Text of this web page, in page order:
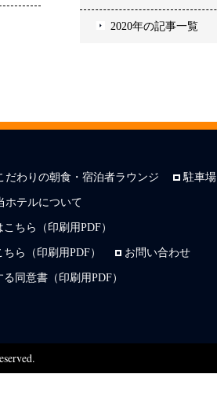
2020年の記事一覧
だわりの朝食・宿泊者ラウンジ 駐車場
ホテルについて
ちら（印刷用PDF）
ら（印刷用PDF） お問い合わせ
同意書（印刷用PDF）